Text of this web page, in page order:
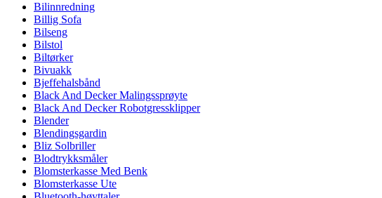
Bilinnredning
Billig Sofa
Bilseng
Bilstol
Biltørker
Bivuakk
Bjeffehalsbånd
Black And Decker Malingssprøyte
Black And Decker Robotgressklipper
Blender
Blendingsgardin
Bliz Solbriller
Blodtrykksmåler
Blomsterkasse Med Benk
Blomsterkasse Ute